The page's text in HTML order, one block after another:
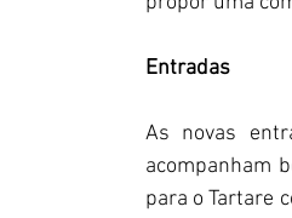
Entradas
As novas
acompanham
para o Tartare